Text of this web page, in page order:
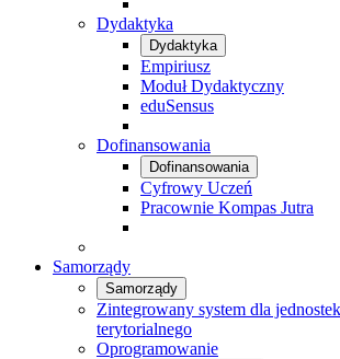
Dydaktyka
Dydaktyka
Empiriusz
Moduł Dydaktyczny
eduSensus
Dofinansowania
Dofinansowania
Cyfrowy Uczeń
Pracownie Kompas Jutra
Samorządy
Samorządy
Zintegrowany system dla
terytorialnego
Oprogramowanie